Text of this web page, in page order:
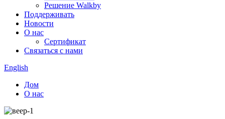
Решение Walkby
Поддерживать
Новости
О нас
Сертификат
Связаться с нами
English
Дом
О нас